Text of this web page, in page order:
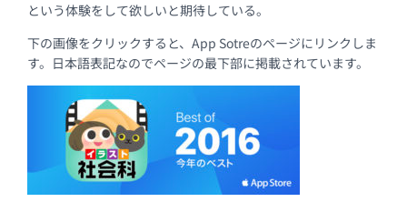
という体験をして欲しいと期待している。
下の画像をクリックすると、App Sotreのページにリンクしま
す。日本語表記なのでページの最下部に掲載されています。